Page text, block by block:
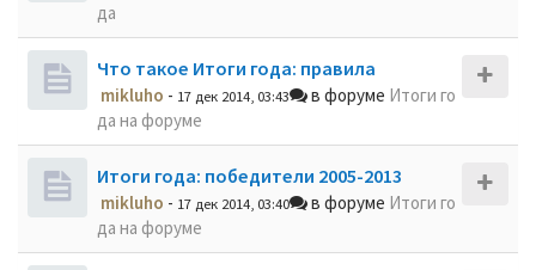
да
Что такое Итоги года: правила
mikluho - 17 дек 2014, 03:43 в форуме Итоги го
да на форуме
Итоги года: победители 2005-2013
mikluho - 17 дек 2014, 03:40 в форуме Итоги го
да на форуме